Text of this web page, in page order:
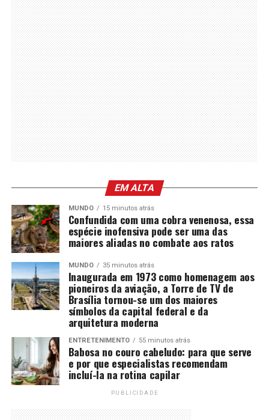
EM ALTA
MUNDO 15 minutos atrás
Confundida com uma cobra venenosa, essa
espécie inofensiva pode ser uma das
maiores aliadas no combate aos ratos
MUNDO 35 minutos atrás
Inaugurada em 1973 como homenagem aos
pioneiros da aviação, a Torre de TV de
Brasília tornou-se um dos maiores
símbolos da capital federal e da
arquitetura moderna
ENTRETENIMENTO 55 minutos atrás
Babosa no couro cabeludo: para que serve
e por que especialistas recomendam
incluí-la na rotina capilar
PUBLICIDADE